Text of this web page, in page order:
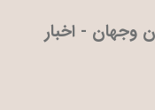
وجهان - اخبار